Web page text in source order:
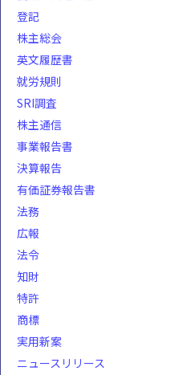
登記
株主総会
英文履歴書
就労規則
SRI調査
株主通信
事業報告書
決算報告
有価証券報告書
法務
広報
法令
知財
特許
商標
実用新案
ニュースリリース